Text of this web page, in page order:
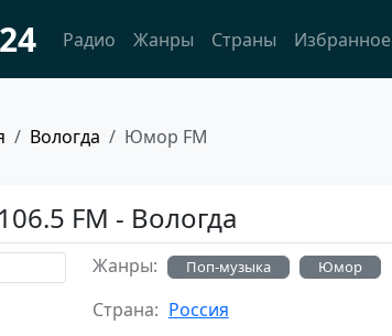
Радио Жанры Страны Избранное
Вологда Юмор FM
FM - Вологда
Жанры: Поп-музыка Юмор
Страна: Россия